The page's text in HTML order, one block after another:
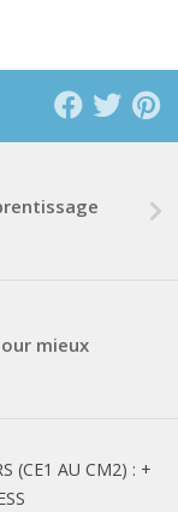
mieux
(CE1 AU CM2) : +